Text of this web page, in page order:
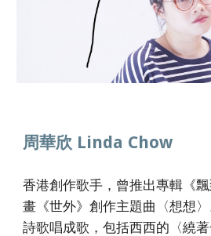
周華欣 Linda Chow
香港創作歌手 ，曾推出專輯 《
畫《世外》創作主題曲 〈想想〉
詩歌唱成歌，包括西西的〈繞著